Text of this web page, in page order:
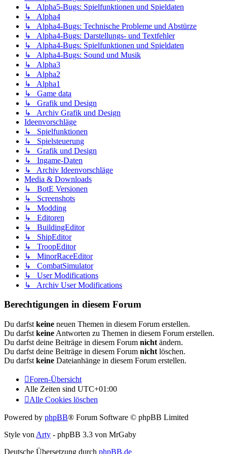
↳ Alpha5-Bugs: Spielfunktionen und Spieldaten
↳ Alpha4
↳ Alpha4-Bugs: Technische Probleme und Abstürze
↳ Alpha4-Bugs: Darstellungs- und Textfehler
↳ Alpha4-Bugs: Spielfunktionen und Spieldaten
↳ Alpha4-Bugs: Sound und Musik
↳ Alpha3
↳ Alpha2
↳ Alpha1
↳ Game data
↳ Grafik und Design
↳ Archiv Grafik und Design
Ideenvorschläge
↳ Spielfunktionen
↳ Spielsteuerung
↳ Grafik und Design
↳ Ingame-Daten
↳ Archiv Ideenvorschläge
Media & Downloads
↳ BotE Versionen
↳ Screenshots
↳ Modding
↳ Editoren
↳ BuildingEditor
↳ ShipEditor
↳ TroopEditor
↳ MinorRaceEditor
↳ CombatSimulator
↳ User Modifications
↳ Archiv User Modifications
Berechtigungen in diesem Forum
Du darfst keine neuen Themen in diesem Forum erstellen.
Du darfst keine Antworten zu Themen in diesem Forum erstellen.
Du darfst deine Beiträge in diesem Forum nicht ändern.
Du darfst deine Beiträge in diesem Forum nicht löschen.
Du darfst keine Dateianhänge in diesem Forum erstellen.
Foren-Übersicht
Alle Zeiten sind UTC+01:00
Alle Cookies löschen
Powered by phpBB® Forum Software © phpBB Limited
Style von Arty - phpBB 3.3 von MrGaby
Deutsche Übersetzung durch phpBB.de